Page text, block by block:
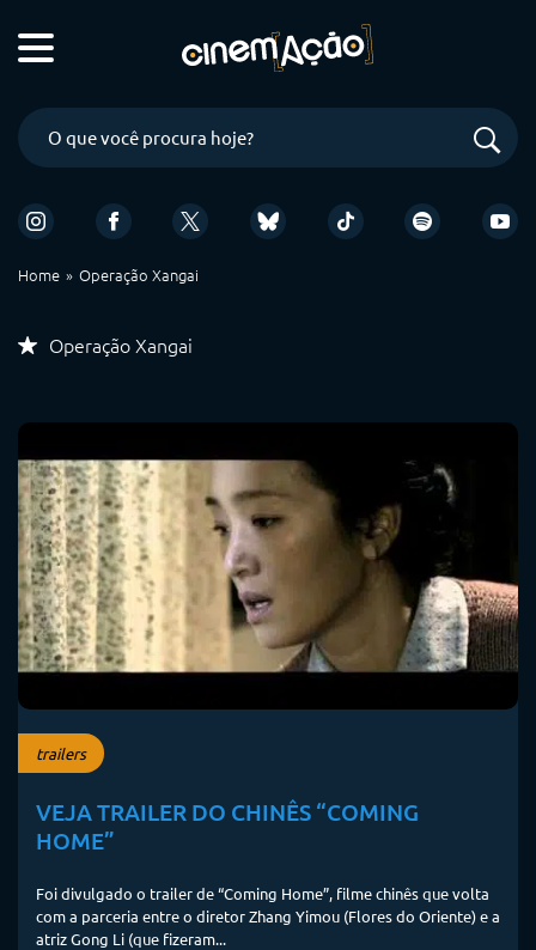
Home Operação Xangai
Operação Xangai
trailers
VEJA TRAILER DO CHINÊS “COMING
HOME”
Foi divulgado o trailer de “Coming Home”, filme chinês que volta
com a parceria entre o diretor Zhang Yimou (Flores do Oriente) e a
atriz Gong Li (que fizeram...